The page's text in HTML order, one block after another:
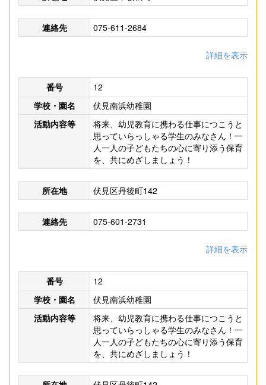
連絡先 075-611-2684
詳細を表示
番号
12
学校・園名
伏見南浜幼稚園
活動内容等
将来、幼児教育に携わる仕事につこうと
思っていらっしゃる学生のみなさん！一
人一人の子どもたちの心に寄り添う保育
を、共にめざしましょう！
所在地 伏見区丹後町142
連絡先 075-601-2731
詳細を表示
番号
12
学校・園名
伏見南浜幼稚園
活動内容等
将来、幼児教育に携わる仕事につこうと
思っていらっしゃる学生のみなさん！一
人一人の子どもたちの心に寄り添う保育
を、共にめざしましょう！